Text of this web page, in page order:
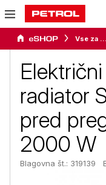
Vse za dom
radiator
pred
2000 W
Blagovna št.: 319139